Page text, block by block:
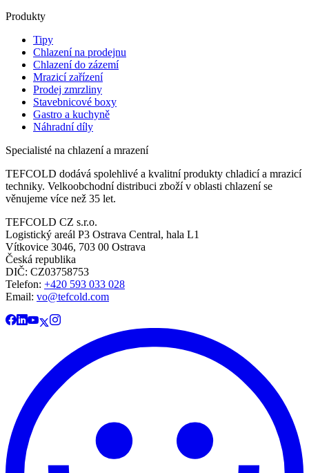
Produkty
Tipy
Chlazení na prodejnu
Chlazení do zázemí
Mrazicí zařízení
Prodej zmrzliny
Stavebnicové boxy
Gastro a kuchyně
Náhradní díly
Specialisté na chlazení a mrazení
TEFCOLD dodává spolehlivé a kvalitní produkty chladicí a mrazicí
techniky. Velkoobchodní distribuci zboží v oblasti chlazení se
věnujeme více než 35 let.
TEFCOLD CZ s.r.o.
Logistický areál P3 Ostrava Central, hala L1
Vítkovice 3046, 703 00 Ostrava
Česká republika
DIČ: CZ03758753​​​​​​
Telefon: +420 593 033 028
Email: vo@tefcold.com